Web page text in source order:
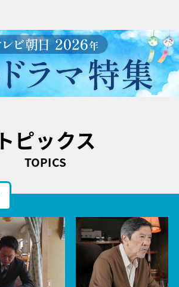
トピックス
TOPICS